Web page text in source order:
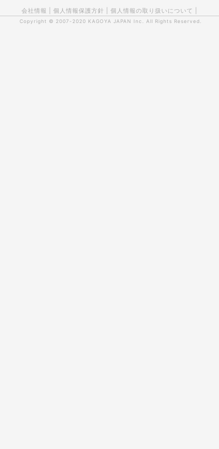
会社情報 個人情報保護方針 個人情報の取り扱いについて
Copyright © 2007-2020 KAGOYA JAPAN Inc. All Rights Reserved.